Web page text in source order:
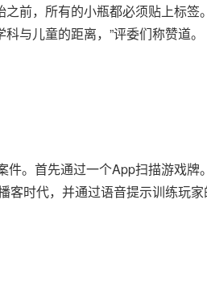
前，所有的小瓶都必须贴上标
与儿童的距离，”评委们称赞道。
件。首先通过一个App扫描游戏
时代，并通过语音提示训练玩家